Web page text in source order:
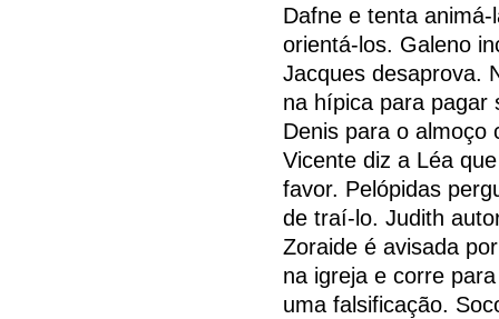
Dafne e tenta
orientá-los. Galeno
Jacques desaprova.
na hípica para pagar
Denis para o almoço
Vicente diz a Léa
favor. Pelópidas
de traí-lo. Judith
Zoraide é avisada
na igreja e corre
uma falsificação.